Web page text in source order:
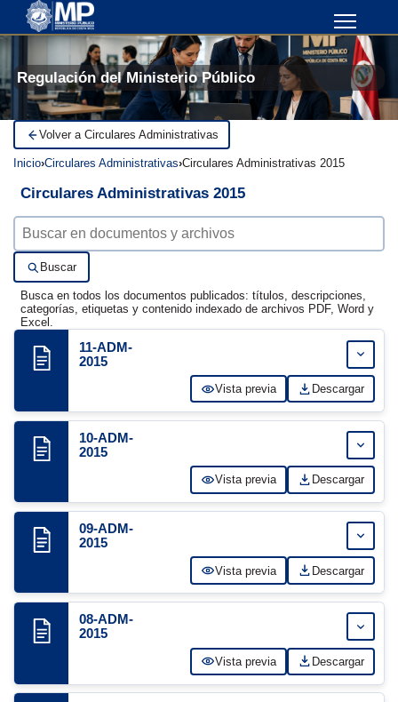
Regulación del Ministerio Público
Volver a Circulares Administrativas
Inicio Circulares Administrativas Circulares Administrativas 2015
Circulares Administrativas 2015
Buscar documentos
Buscar
Busca en todos los documentos publicados: títulos, descripciones,
categorías, etiquetas y contenido indexado de archivos PDF, Word y
Excel.
11-ADM-
2015
Vista previa Descargar
10-ADM-
2015
Vista previa Descargar
09-ADM-
2015
Vista previa Descargar
08-ADM-
2015
Vista previa Descargar